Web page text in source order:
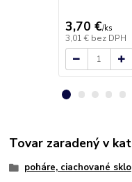
3,70 €/ks
3,01 € bez DPH
Tovar zaradený v
poháre, ciachované sklo